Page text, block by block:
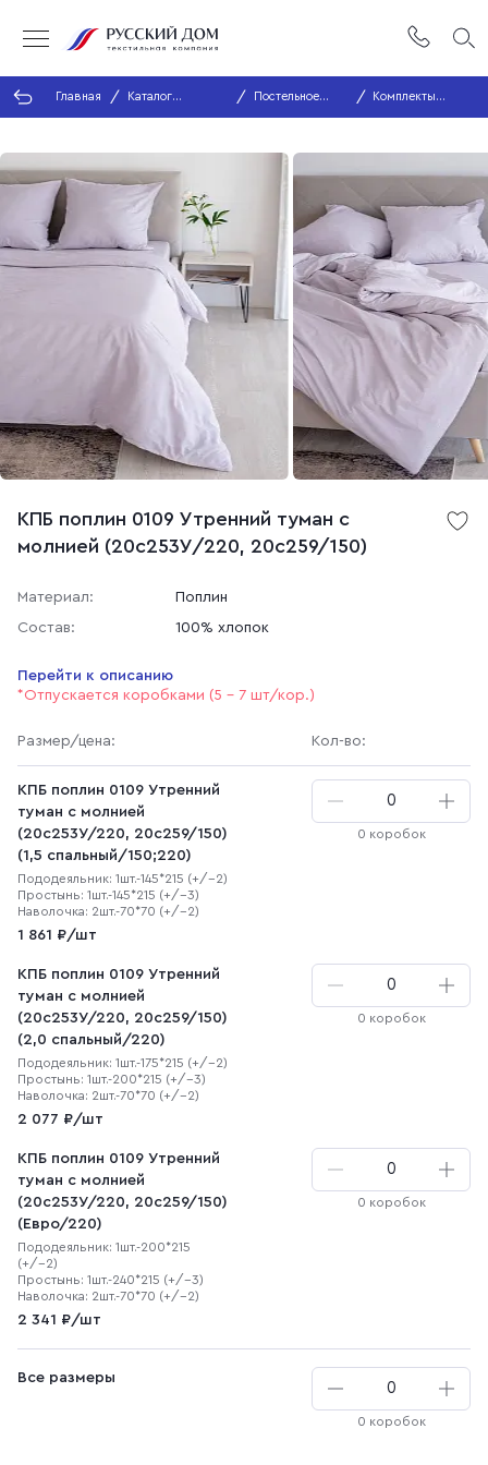
Главная
Каталог
продукции
Постельное
белье
Комплекты
постельного
КПБ поплин 0109 Утренний туман с
молнией (20с253У/220, 20с259/150)
Материал:
Поплин
Состав:
100% хлопок
Перейти к описанию
*Отпускается коробками (5 - 7 шт/кор.)
Размер/цена: Кол-во:
КПБ поплин 0109 Утренний
туман с молнией
(20с253У/220, 20с259/150)
(1,5 спальный/150;220)
Пододеяльник: 1шт.-145*215 (+/-2)
Простынь: 1шт.-145*215 (+/-3)
Наволочка: 2шт.-70*70 (+/-2)
1 861 ₽/шт
0 коробок
КПБ поплин 0109 Утренний
туман с молнией
(20с253У/220, 20с259/150)
(2,0 спальный/220)
Пододеяльник: 1шт.-175*215 (+/-2)
Простынь: 1шт.-200*215 (+/-3)
Наволочка: 2шт.-70*70 (+/-2)
2 077 ₽/шт
0 коробок
КПБ поплин 0109 Утренний
туман с молнией
(20с253У/220, 20с259/150)
(Евро/220)
Пододеяльник: 1шт.-200*215
(+/-2)
Простынь: 1шт.-240*215 (+/-3)
Наволочка: 2шт.-70*70 (+/-2)
2 341 ₽/шт
0 коробок
Все размеры
0 коробок